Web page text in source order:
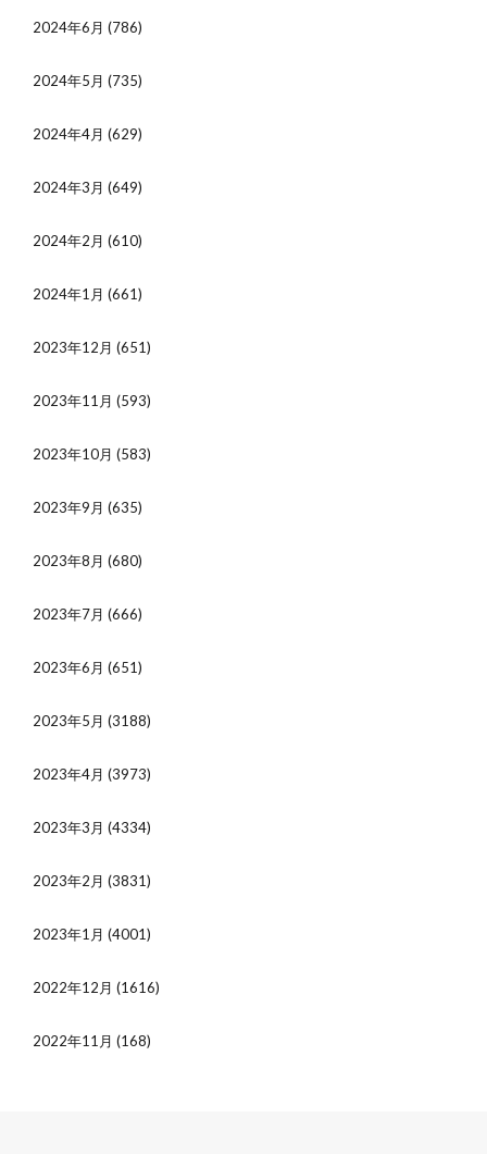
2024年6月 (786)
2024年5月 (735)
2024年4月 (629)
2024年3月 (649)
2024年2月 (610)
2024年1月 (661)
2023年12月 (651)
2023年11月 (593)
2023年10月 (583)
2023年9月 (635)
2023年8月 (680)
2023年7月 (666)
2023年6月 (651)
2023年5月 (3188)
2023年4月 (3973)
2023年3月 (4334)
2023年2月 (3831)
2023年1月 (4001)
2022年12月 (1616)
2022年11月 (168)